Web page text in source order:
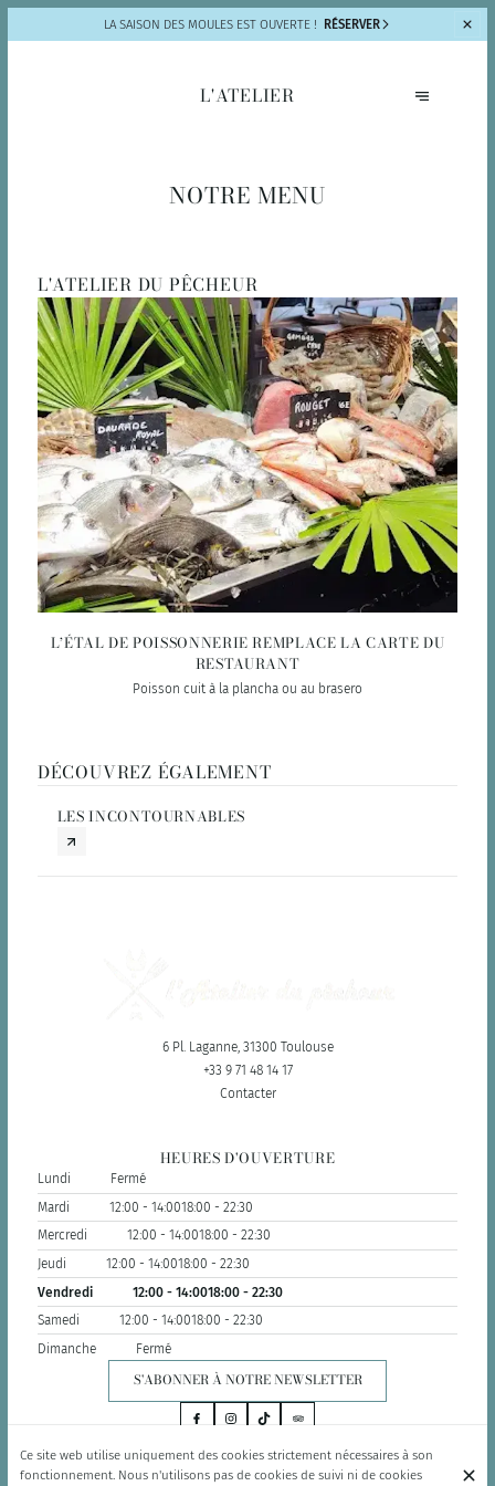
LA SAISON DESMOULES EST OUVERTE ! RÉSERVER
L'ATELIER
NOTRE MENU
L'ATELIER DU PÊCHEUR
L’ÉTAL DE POISSONNERIE REMPLACE LA CARTE DU
RESTAURANT
Poisson cuit à la plancha ou au brasero
DÉCOUVREZ ÉGALEMENT
LES INCONTOURNABLES
6 Pl. Laganne, 31300 Toulouse
+33 9 71 48 14 17
Contacter
HEURES D'OUVERTURE
Lundi
Fermé
Mardi
12:00 - 14:0018:00 - 22:30
Mercredi
12:00 - 14:0018:00 - 22:30
Jeudi
12:00 - 14:0018:00 - 22:30
Vendredi
12:00 - 14:0018:00 - 22:30
Samedi
12:00 - 14:0018:00 - 22:30
Dimanche
Fermé
S'ABONNER À NOTRE NEWSLETTER
© L'Atelier 2026
Ce site web utilise uniquement des cookies strictement nécessaires à son
fonctionnement. Nous n'utilisons pas de cookies de suivi ni de cookies